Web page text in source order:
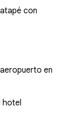
con
en
hotel